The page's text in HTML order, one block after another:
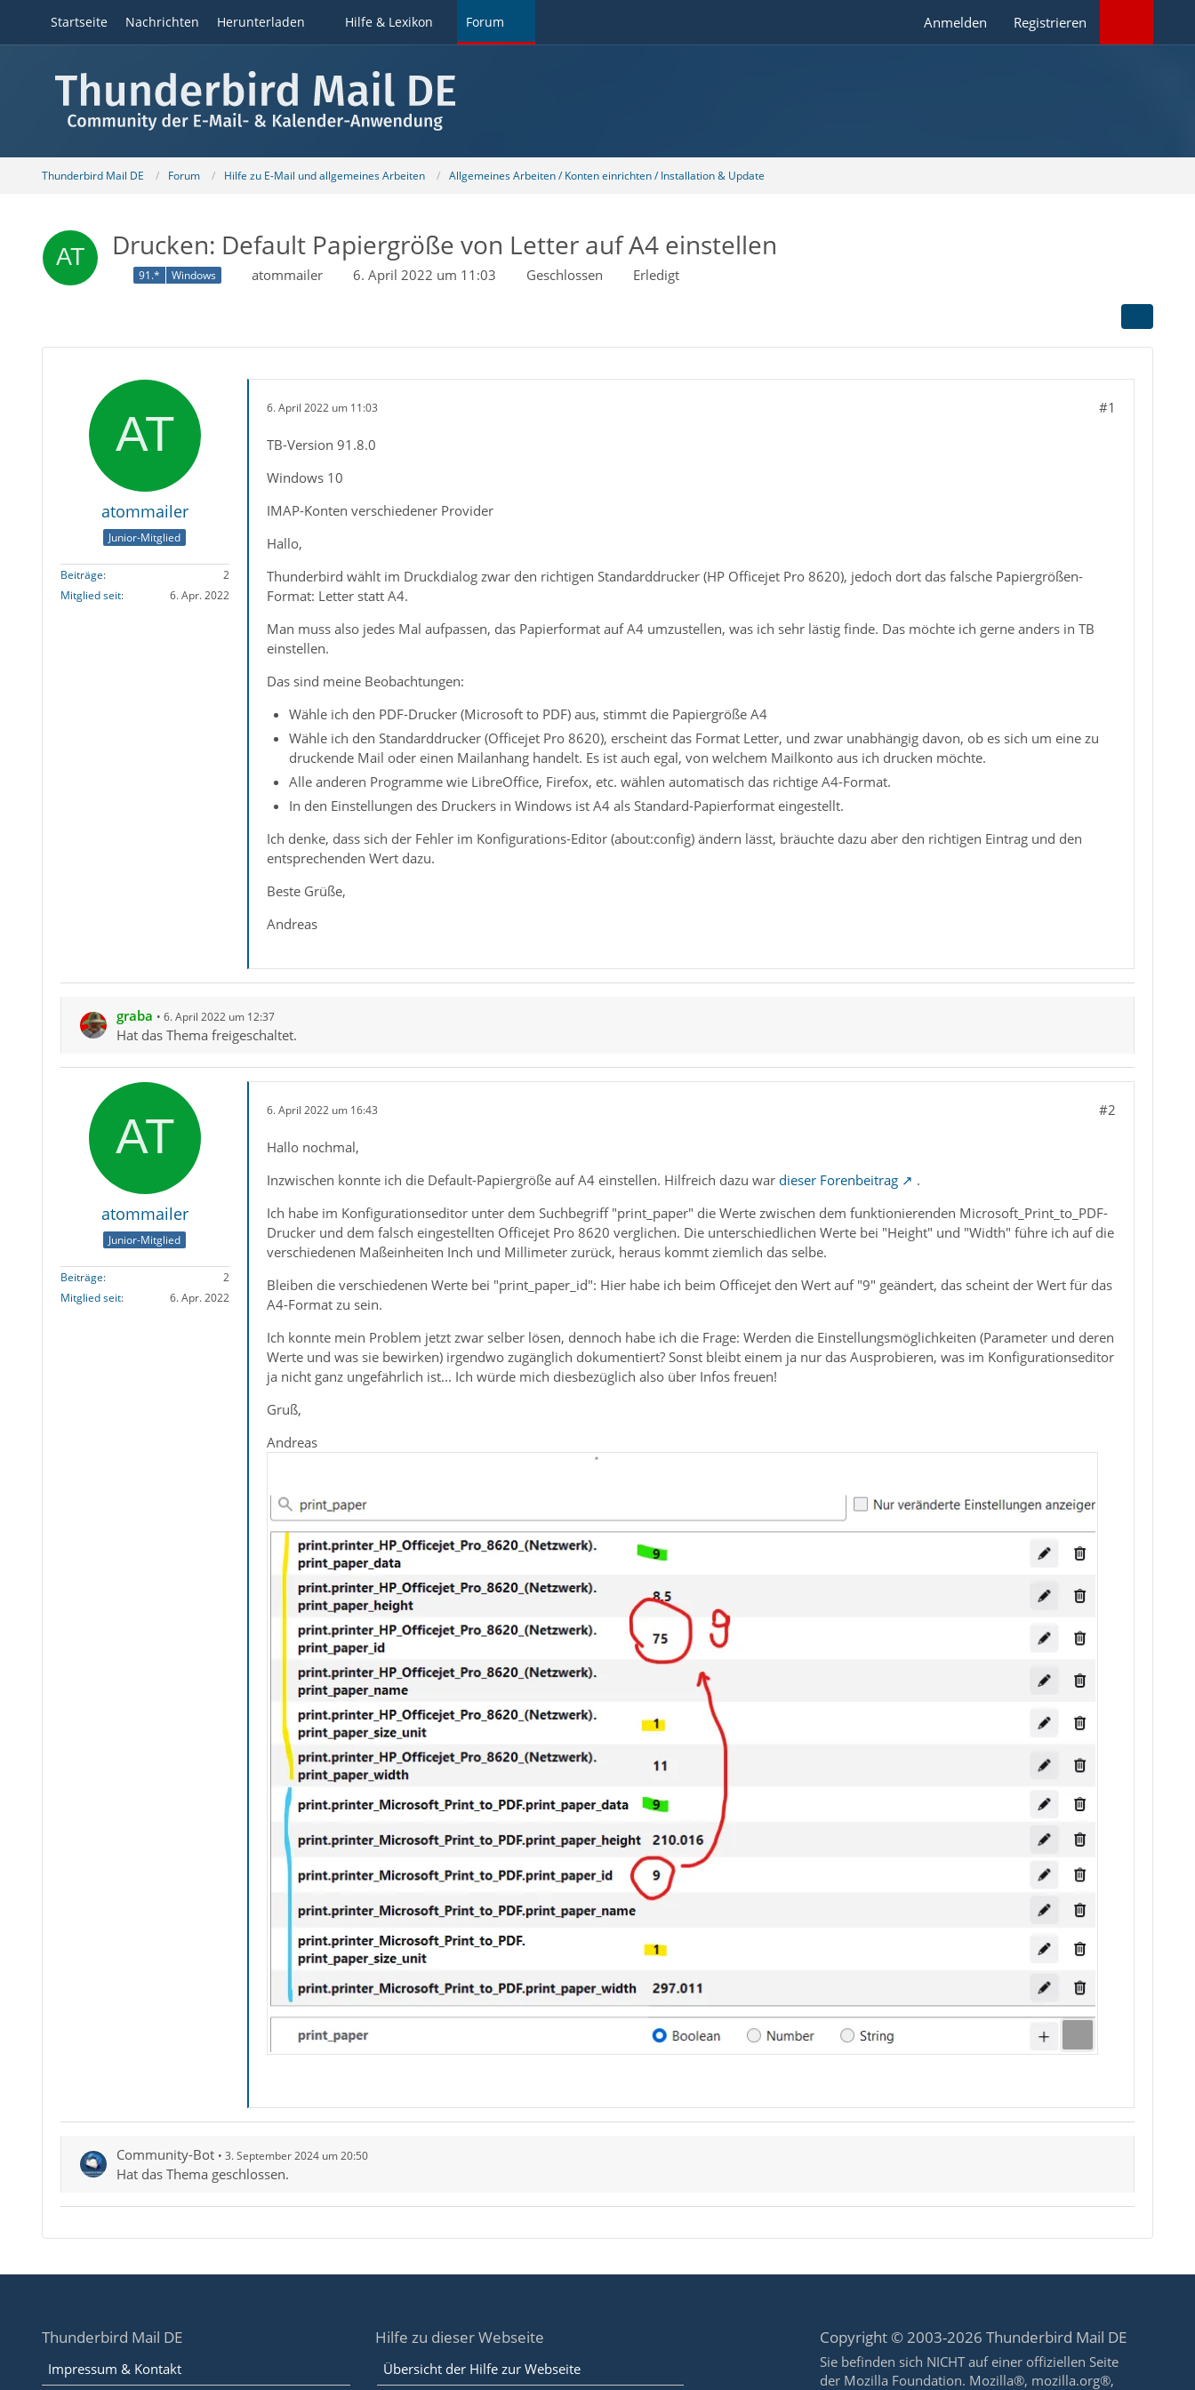
Startseite Nachrichten Herunterladen Hilfe & Lexikon Forum Anmelden Registrieren
Thunderbird Mail DE Forum Hilfe zu E-Mail und allgemeines Arbeiten Allgemeines Arbeiten / Konten einrichten / Installation & Update
Drucken: Default Papiergröße von Letter auf A4 einstellen
91.* Windows atommailer 6. April 2022 um 11:03 Geschlossen Erledigt
atommailer
Junior-Mitglied
Beiträge
2
Mitglied seit
6. Apr. 2022
6. April 2022 um 11:03 #1
TB-Version 91.8.0
Windows 10
IMAP-Konten verschiedener Provider
Hallo,
Thunderbird wählt im Druckdialog zwar den richtigen Standarddrucker (HP Officejet Pro 8620), jedoch dort das falsche Papiergrößen-
Format: Letter statt A4.
Man muss also jedes Mal aufpassen, das Papierformat auf A4 umzustellen, was ich sehr lästig finde. Das möchte ich gerne anders in TB
einstellen.
Das sind meine Beobachtungen:
Wähle ich den PDF-Drucker (Microsoft to PDF) aus, stimmt die Papiergröße A4
Wähle ich den Standarddrucker (Officejet Pro 8620), erscheint das Format Letter, und zwar unabhängig davon, ob es sich um eine zu
druckende Mail oder einen Mailanhang handelt. Es ist auch egal, von welchem Mailkonto aus ich drucken möchte.
Alle anderen Programme wie LibreOffice, Firefox, etc. wählen automatisch das richtige A4-Format.
In den Einstellungen des Druckers in Windows ist A4 als Standard-Papierformat eingestellt.
Ich denke, dass sich der Fehler im Konfigurations-Editor (about:config) ändern lässt, bräuchte dazu aber den richtigen Eintrag und den
entsprechenden Wert dazu.
Beste Grüße,
Andreas
graba 6. April 2022 um 12:37
Hat das Thema freigeschaltet.
atommailer
Junior-Mitglied
Beiträge
2
Mitglied seit
6. Apr. 2022
6. April 2022 um 16:43 #2
Hallo nochmal,
Inzwischen konnte ich die Default-Papiergröße auf A4 einstellen. Hilfreich dazu war dieser Forenbeitrag
.
Ich habe im Konfigurationseditor unter dem Suchbegriff "print_paper" die Werte zwischen dem funktionierenden Microsoft_Print_to_PDF-
Drucker und dem falsch eingestellten Officejet Pro 8620 verglichen. Die unterschiedlichen Werte bei "Height" und "Width" führe ich auf die
verschiedenen Maßeinheiten Inch und Millimeter zurück, heraus kommt ziemlich das selbe.
Bleiben die verschiedenen Werte bei "print_paper_id": Hier habe ich beim Officejet den Wert auf "9" geändert, das scheint der Wert für das
A4-Format zu sein.
Ich konnte mein Problem jetzt zwar selber lösen, dennoch habe ich die Frage: Werden die Einstellungsmöglichkeiten (Parameter und deren
Werte und was sie bewirken) irgendwo zugänglich dokumentiert? Sonst bleibt einem ja nur das Ausprobieren, was im Konfigurationseditor
ja nicht ganz ungefährlich ist... Ich würde mich diesbezüglich also über Infos freuen!
Gruß,
Andreas
Community-Bot 3. September 2024 um 20:50
Hat das Thema geschlossen.
Thunderbird Mail DE
Impressum & Kontakt
Hilfe zu dieser Webseite
Übersicht der Hilfe zur Webseite
Copyright © 2003-2026 Thunderbird Mail DE
Sie befinden sich NICHT auf einer offiziellen Seite
der Mozilla Foundation. Mozilla®, mozilla.org®,